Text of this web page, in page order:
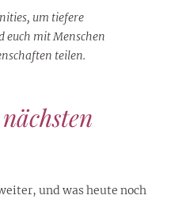
um tiefere
euch mit Menschen
teilen.
und was heute noch